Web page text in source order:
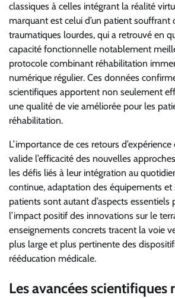
classiques à celles intégrant la réalité
marquant est celui d’un patient souffrant
traumatiques lourdes, qui a retrouvé en
capacité fonctionnelle notablement
protocole combinant réhabilitation
numérique régulier. Ces données
scientifiques apportent non seulement
une qualité de vie améliorée pour les
réhabilitation.
L’importance de ces retours
valide l’efficacité des nouvelles
les défis liés à leur intégration au
continue, adaptation des équipements et
patients sont autant d’aspects essentiels
l’impact positif des innovations sur le
enseignements concrets tracent la voie
plus large et plus pertinente des
rééducation médicale.
Les avancées scientifiques